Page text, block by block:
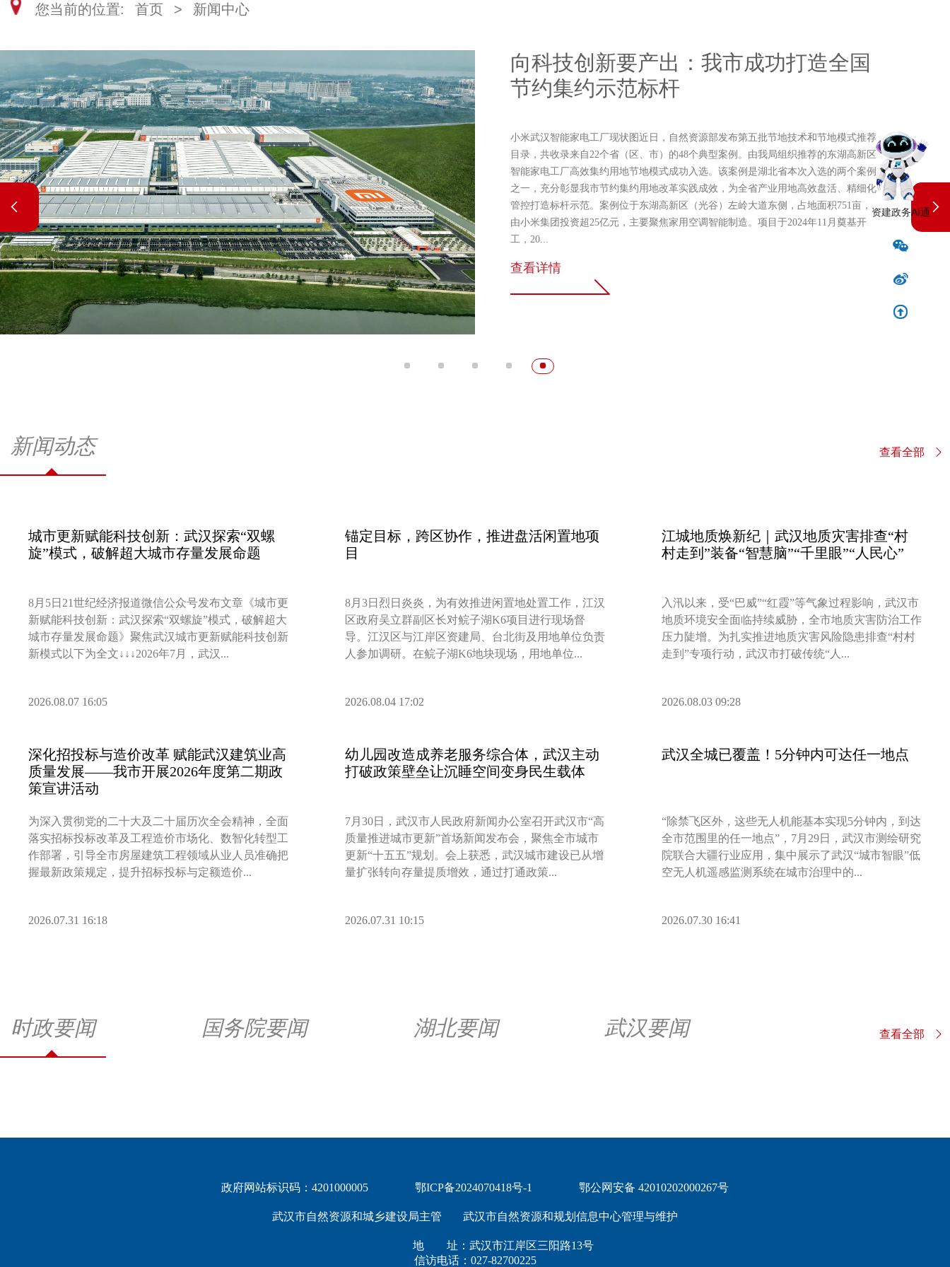
资建政务AI通
您当前的位置: 首页 > 新闻中心
向科技创新要产出：我市成功打造全国
节约集约示范标杆
小米武汉智能家电工厂现状图近日，自然资源部发布第五批节地技术和节地模式推荐
目录，共收录来自22个省（区、市）的48个典型案例。由我局组织推荐的东湖高新区
智能家电工厂高效集约用地节地模式成功入选。该案例是湖北省本次入选的两个案例
之一，充分彰显我市节约集约用地改革实践成效，为全省产业用地高效盘活、精细化
管控打造标杆示范。案例位于东湖高新区（光谷）左岭大道东侧，占地面积751亩，
由小米集团投资超25亿元，主要聚焦家用空调智能制造。项目于2024年11月奠基开
工，20...
查看详情
新闻动态 查看全部
城市更新赋能科技创新：武汉探索“双螺
旋”模式，破解超大城市存量发展命题
8月5日21世纪经济报道微信公众号发布文章《城市更
新赋能科技创新：武汉探索“双螺旋”模式，破解超大
城市存量发展命题》聚焦武汉城市更新赋能科技创新
新模式以下为全文↓↓↓2026年7月，武汉...
2026.08.07 16:05
锚定目标，跨区协作，推进盘活闲置地项
目
8月3日烈日炎炎，为有效推进闲置地处置工作，江汉
区政府吴立群副区长对鲩子湖K6项目进行现场督
导。江汉区与江岸区资建局、台北街及用地单位负责
人参加调研。在鲩子湖K6地块现场，用地单位...
2026.08.04 17:02
江城地质焕新纪｜武汉地质灾害排查“村
村走到”装备“智慧脑”“千里眼”“人民心”
入汛以来，受“巴威”“红霞”等气象过程影响，武汉市
地质环境安全面临持续威胁，全市地质灾害防治工作
压力陡增。为扎实推进地质灾害风险隐患排查“村村
走到”专项行动，武汉市打破传统“人...
2026.08.03 09:28
深化招投标与造价改革 赋能武汉建筑业高
质量发展——我市开展2026年度第二期政
策宣讲活动
为深入贯彻党的二十大及二十届历次全会精神，全面
落实招标投标改革及工程造价市场化、数智化转型工
作部署，引导全市房屋建筑工程领域从业人员准确把
握最新政策规定，提升招标投标与定额造价...
2026.07.31 16:18
幼儿园改造成养老服务综合体，武汉主动
打破政策壁垒让沉睡空间变身民生载体
7月30日，武汉市人民政府新闻办公室召开武汉市“高
质量推进城市更新”首场新闻发布会，聚焦全市城市
更新“十五五”规划。会上获悉，武汉城市建设已从增
量扩张转向存量提质增效，通过打通政策...
2026.07.31 10:15
武汉全城已覆盖！5分钟内可达任一地点
“除禁飞区外，这些无人机能基本实现5分钟内，到达
全市范围里的任一地点”，7月29日，武汉市测绘研究
院联合大疆行业应用，集中展示了武汉“城市智眼”低
空无人机遥感监测系统在城市治理中的...
2026.07.30 16:41
时政要闻 国务院要闻 湖北要闻 武汉要闻 查看全部
政府网站标识码：4201000005 鄂ICP备2024070418号-1 鄂公网安备 42010202000267号
武汉市自然资源和城乡建设局主管 武汉市自然资源和规划信息中心管理与维护
地 址：武汉市江岸区三阳路13号
信访电话：027-82700225